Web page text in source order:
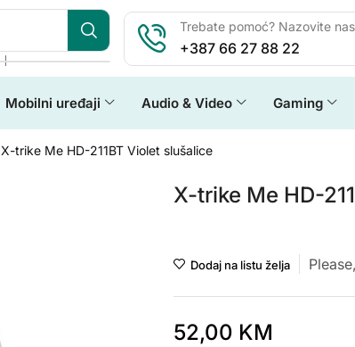
❘
Trebate pomoć? Nazovite
+387 66 27 88 22
Mobilni uređaji Audio & Video Gaming
X-trike Me HD-211BT Violet slušalice
X-trike Me HD-
Dodaj na listu želja
52,00 KM